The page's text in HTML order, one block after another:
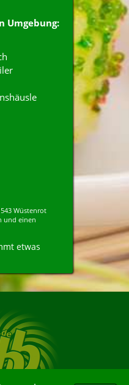
Umgebung:
Wüstenrot
und einen
etwas